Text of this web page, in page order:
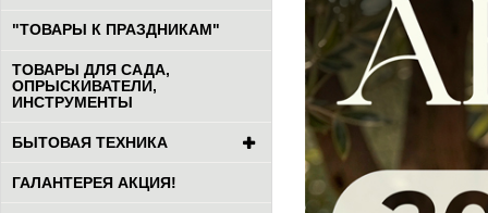
"ТОВАРЫ К ПРАЗДНИКАМ"
ТОВАРЫ ДЛЯ САДА,
ОПРЫСКИВАТЕЛИ,
ИНСТРУМЕНТЫ
БЫТОВАЯ ТЕХНИКА
ГАЛАНТЕРЕЯ АКЦИЯ!